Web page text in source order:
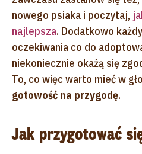
nowego psiaka i poczytaj,
najlepsza. Dodatkowo
oczekiwania co do
niekoniecznie okażą się
To, co więc warto mieć w
gotowość na przygodę.
Jak przygotować